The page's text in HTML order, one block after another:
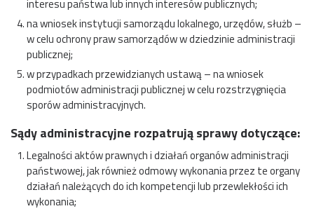
interesu państwa lub innych interesów publicznych;
na wniosek instytucji samorządu lokalnego, urzędów, służb –
w celu ochrony praw samorządów w dziedzinie administracji
publicznej;
w przypadkach przewidzianych ustawą – na wniosek
podmiotów administracji publicznej w celu rozstrzygnięcia
sporów administracyjnych.
Sądy administracyjne rozpatrują sprawy dotyczące:
Legalności aktów prawnych i działań organów administracji
państwowej, jak również odmowy wykonania przez te organy
działań należących do ich kompetencji lub przewlekłości ich
wykonania;